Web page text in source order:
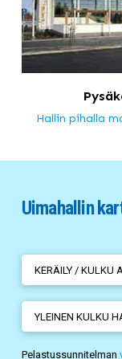
Hallin pihalla
Uimahallin
KERÄILY / KULKU
YLEINEN KULKU
Pelastussunnitelman